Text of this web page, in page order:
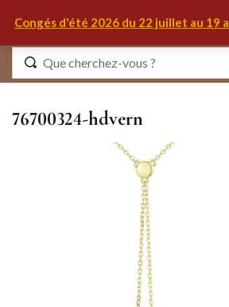
Congés d'été 2026 du 22 juillet au 19
76700324-hdvern
Identifiez-
Se souvenir de moi
S'IDENTIFIER
MON COMPTE